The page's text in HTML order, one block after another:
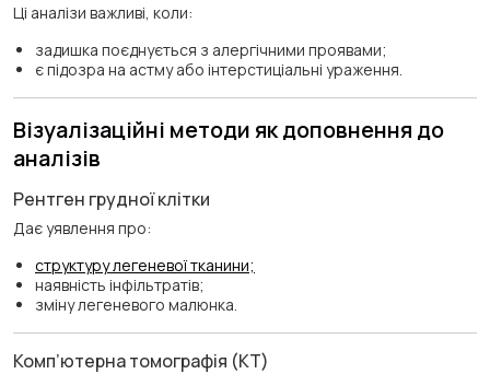
Ці аналізи важливі, коли:
задишка поєднується з алергічними проявами;
є підозра на астму або інтерстиціальні ураження.
Візуалізаційні методи як доповнення до
аналізів
Рентген грудної клітки
Дає уявлення про:
структуру легеневої тканини;
наявність інфільтратів;
зміну легеневого малюнка.
Комп’ютерна томографія (КТ)